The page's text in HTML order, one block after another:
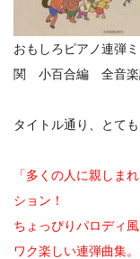
おもしろピアノ連弾
関 小百合編 全音楽
タイトル通り、とて
「多くの人に親しま
ション！
ちょっぴりパロディ
ワク楽しい連弾曲集。